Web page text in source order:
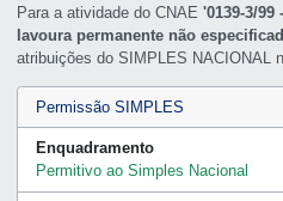
Para a atividade do CNAE'0139-3/
lavoura permanente não
atribuições do SIMPLES NACIONAL
Permissão SIMPLES
Enquadramento
Permitivo ao Simples Nacional